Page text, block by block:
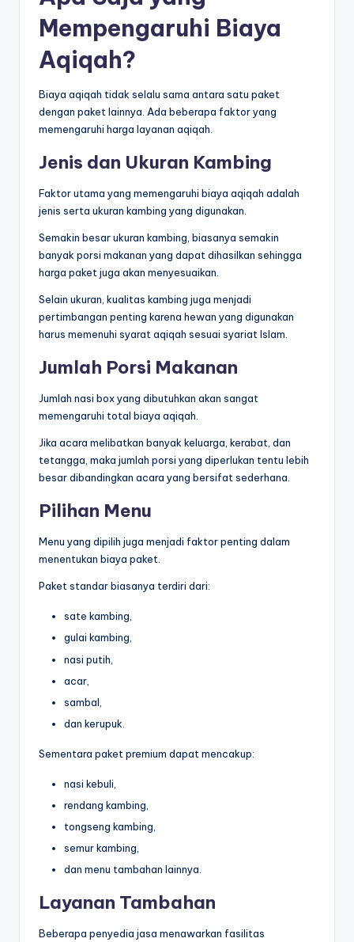
Mempengaruhi Biaya
Aqiqah?
Biaya aqiqah tidak selalu sama antara satu paket
dengan paket lainnya. Ada beberapa faktor yang
memengaruhi harga layanan aqiqah.
Jenis dan Ukuran Kambing
Faktor utama yang memengaruhi biaya aqiqah adalah
jenis serta ukuran kambing yang digunakan.
Semakin besar ukuran kambing, biasanya semakin
banyak porsi makanan yang dapat dihasilkan sehingga
harga paket juga akan menyesuaikan.
Selain ukuran, kualitas kambing juga menjadi
pertimbangan penting karena hewan yang digunakan
harus memenuhi syarat aqiqah sesuai syariat Islam.
Jumlah Porsi Makanan
Jumlah nasi box yang dibutuhkan akan sangat
memengaruhi total biaya aqiqah.
Jika acara melibatkan banyak keluarga, kerabat, dan
tetangga, maka jumlah porsi yang diperlukan tentu lebih
besar dibandingkan acara yang bersifat sederhana.
Pilihan Menu
Menu yang dipilih juga menjadi faktor penting dalam
menentukan biaya paket.
Paket standar biasanya terdiri dari:
sate kambing,
gulai kambing,
nasi putih,
acar,
sambal,
dan kerupuk.
Sementara paket premium dapat mencakup:
nasi kebuli,
rendang kambing,
tongseng kambing,
semur kambing,
dan menu tambahan lainnya.
Layanan Tambahan
Beberapa penyedia jasa menawarkan fasilitas